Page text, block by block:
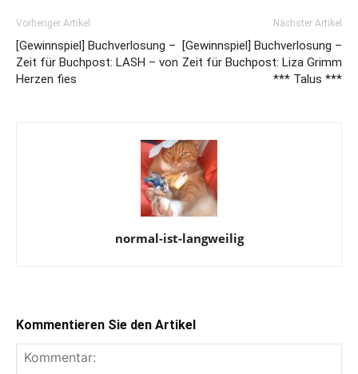
Vorheriger Artikel
[Gewinnspiel] Buchverlosung –
Zeit für Buchpost: LASH – von
Herzen fies
Nächster Artikel
[Gewinnspiel] Buchverlosung –
Zeit für Buchpost: Liza Grimm
*** Talus ***
normal-ist-langweilig
Kommentieren Sie den Artikel